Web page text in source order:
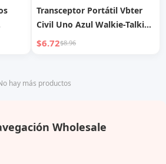
Transceptor Portátil Vbter
Civil Uno Azul Walkie-Talkie
de Alta Potencia
$6.72$8.96
hay más productos
Wholesale